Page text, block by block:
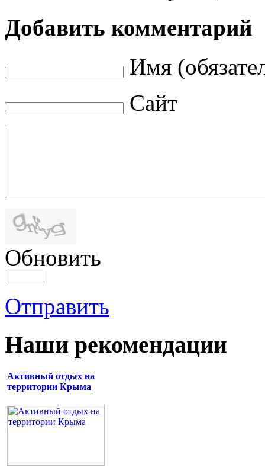
Добавить комментарий
Имя
Сайт
Обновить
Отправить
Наши рекомендации
Активный отдых на
территории Крыма